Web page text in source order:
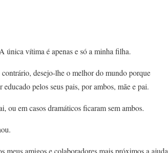
única vítima é apenas e só a minha filha.
desejo-lhe o melhor do mundo porque
pelos seus pais, por ambos, mãe e pai.
ou em casos dramáticos ficaram sem ambos.
meus amigos e colaboradores mais próximos a ajuda